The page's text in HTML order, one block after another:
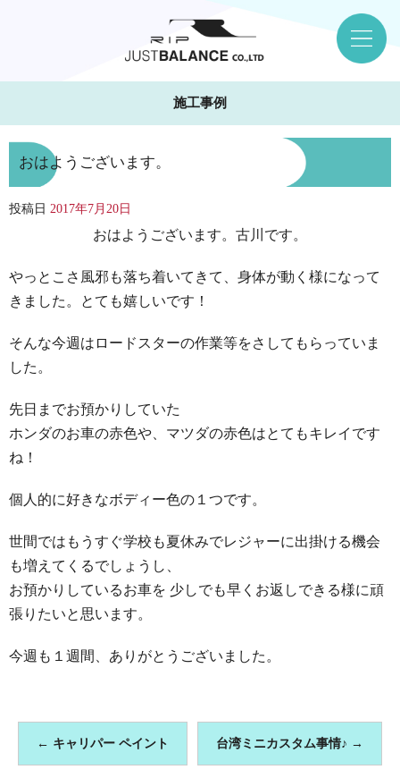
施工事例
おはようございます。
投稿日 2017年7月20日
おはようございます。古川です。
やっとこさ風邪も落ち着いてきて、身体が動く様になって
きました。とても嬉しいです！
そんな今週はロードスターの作業等をさしてもらっていま
した。
先日までお預かりしていた
ホンダのお車の赤色や、マツダの赤色はとてもキレイです
ね！
個人的に好きなボディー色の１つです。
世間ではもうすぐ学校も夏休みでレジャーに出掛ける機会
も増えてくるでしょうし、
お預かりしているお車を 少しでも早くお返しできる様に頑
張りたいと思います。
今週も１週間、ありがとうございました。
← キャリパー ペイント 台湾ミニカスタム事情♪ →